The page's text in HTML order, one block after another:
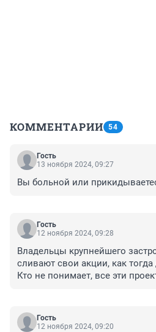
КОММЕНТАРИИ 54
Гость
13 ноября 2024, 09:27
Вы больной или
Гость
12 ноября 2024, 09:28
Владельцы крупнейшего
сливают свои акции, как
Кто не понимает, все эти
Гость
12 ноября 2024, 09:20